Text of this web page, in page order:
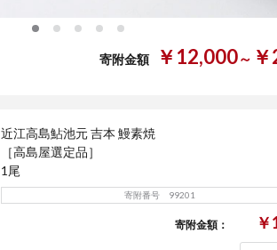
寄附金額 ￥12,000～
近江高島鮎池元 吉本 鰻素焼
［高島屋選定品］
1尾
寄附番号 99201
寄附金額：